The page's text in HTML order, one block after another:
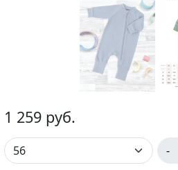
1 259 руб.
-